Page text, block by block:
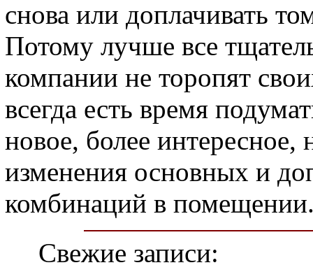
снова или доплачивать
Потому лучше все
компании не торопят
всегда есть время
новое, более интересное,
изменения основных и
комбинаций в
Свежие записи: